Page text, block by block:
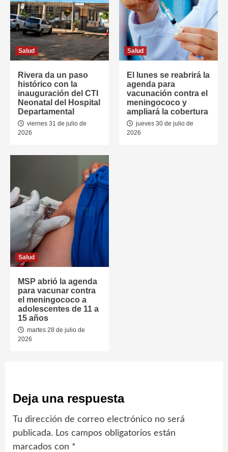
Salud
Rivera da un paso
histórico con la
inauguración del CTI
Neonatal del Hospital
Departamental
viernes 31 de julio de
2026
Salud
El lunes se reabrirá la
agenda para
vacunación contra el
meningococo y
ampliará la cobertura
jueves 30 de julio de
2026
Salud
MSP abrió la agenda
para vacunar contra
el meningococo a
adolescentes de 11 a
15 años
martes 28 de julio de
2026
Deja una respuesta
Tu dirección de correo electrónico no será
publicada. Los campos obligatorios están
marcados con *